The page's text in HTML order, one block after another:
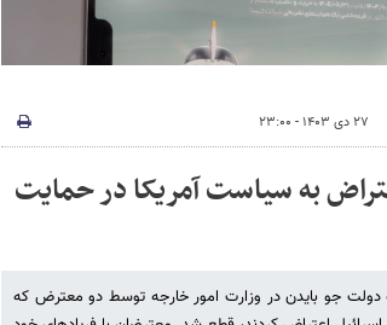
۲۷ دی ۱۴۰۳ - ۲۳:۰۰
به سیاست‌ آمریکا در حمایت
دولت جو بایدن در وزارت امور خارجه توسط دو معترض که